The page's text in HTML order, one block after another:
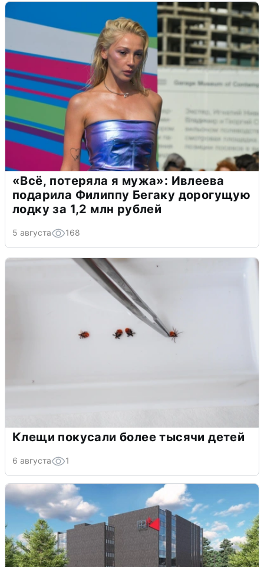
«Всё, потеряла я мужа»: Ивлеева
подарила Филиппу Бегаку дорогущую
лодку за 1,2 млн рублей
5 августа 168
Клещи покусали более тысячи детей
6 августа 1